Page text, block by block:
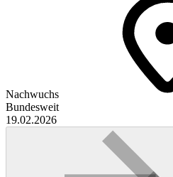
Nachwuchs
Bundesweit
19.02.2026